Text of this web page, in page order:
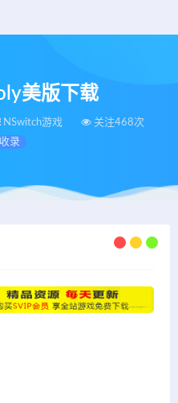
美版下载
NSwitch游戏
关注468次
录